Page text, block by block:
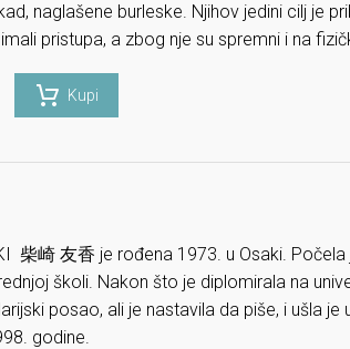
naglašene burleske. Njihov jedini cilj je
pristupa, a zbog nje su spremni i na
Kupi
柴崎 友香 je rođena 1973. u Osaki. Počela
školi. Nakon što je diplomirala na
posao, ali je nastavila da piše, i ušla je
godine.